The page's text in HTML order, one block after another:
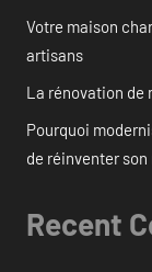
Votre maison
artisans
La rénovation de
Pourquoi
de réinventer
Recent